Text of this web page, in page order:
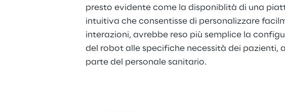
presto evidente come la disponiblità di una
intuitiva che consentisse di personalizzare
interazioni, avrebbe reso più semplice la
del robot alle specifiche necessità dei pazienti,
parte del personale sanitario.